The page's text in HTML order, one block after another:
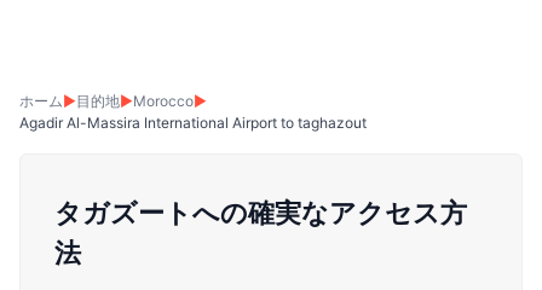
ホーム▶目的地▶Morocco▶
Agadir Al-Massira International Airport to taghazout
タガズートへの確実なアクセス方
法